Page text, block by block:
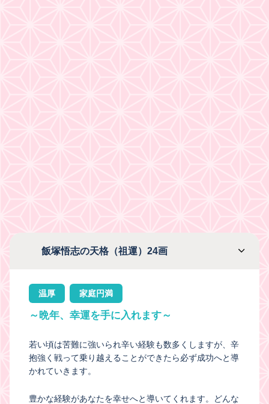
飯塚悟志の天格（祖運）24画
温厚 家庭円満
～晩年、幸運を手に入れます～
若い頃は苦難に強いられ辛い経験も数多くしますが、辛
抱強く戦って乗り越えることができたら必ず成功へと導
かれていきます。
豊かな経験があなたを幸せへと導いてくれます。どんな